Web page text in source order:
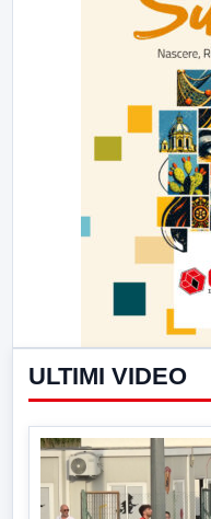
ULTIMI VIDEO